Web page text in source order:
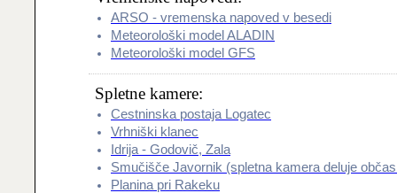
ARSO - vremenska napoved v besedi
Meteorološki model ALADIN
Meteorološki model GFS
Spletne kamere:
Cestninska postaja Logatec
Vrhniški klanec
Idrija - Godovič, Zala
Smučišče Javornik (spletna kamera deluje
Planina pri Rakeku